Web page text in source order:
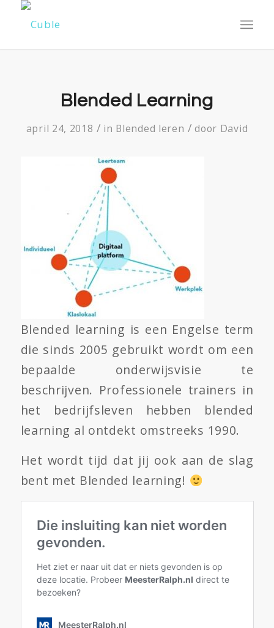
Blended Learning
april 24, 2018 / in Blended leren / door David
Blended learning is een Engelse term
die sinds 2005 gebruikt wordt om een
bepaalde onderwijsvisie te
beschrijven. Professionele trainers in
het bedrijfsleven hebben blended
learning al ontdekt omstreeks 1990.
Het wordt tijd dat jij ook aan de slag
bent met Blended learning!